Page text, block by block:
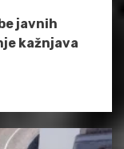
javnih
kažnjava